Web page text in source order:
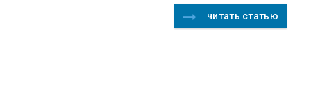
читать статью